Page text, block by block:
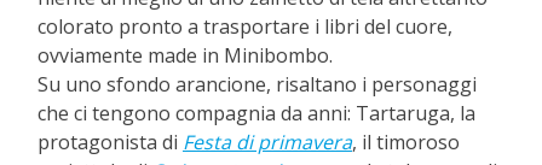
colorato pronto a trasportare i libri del cuore,
ovviamente made in Minibombo.
Su uno sfondo arancione, risaltano i personaggi
che ci tengono compagnia da anni: Tartaruga, la
protagonista di Festa di primavera, il timoroso